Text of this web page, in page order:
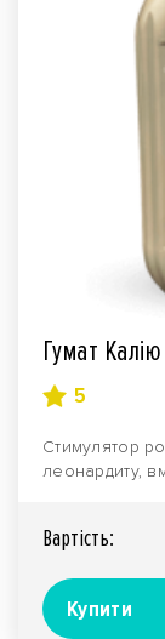
Гумат
5
Стимулятор
леонардиту,
Вартiсть:
Купити